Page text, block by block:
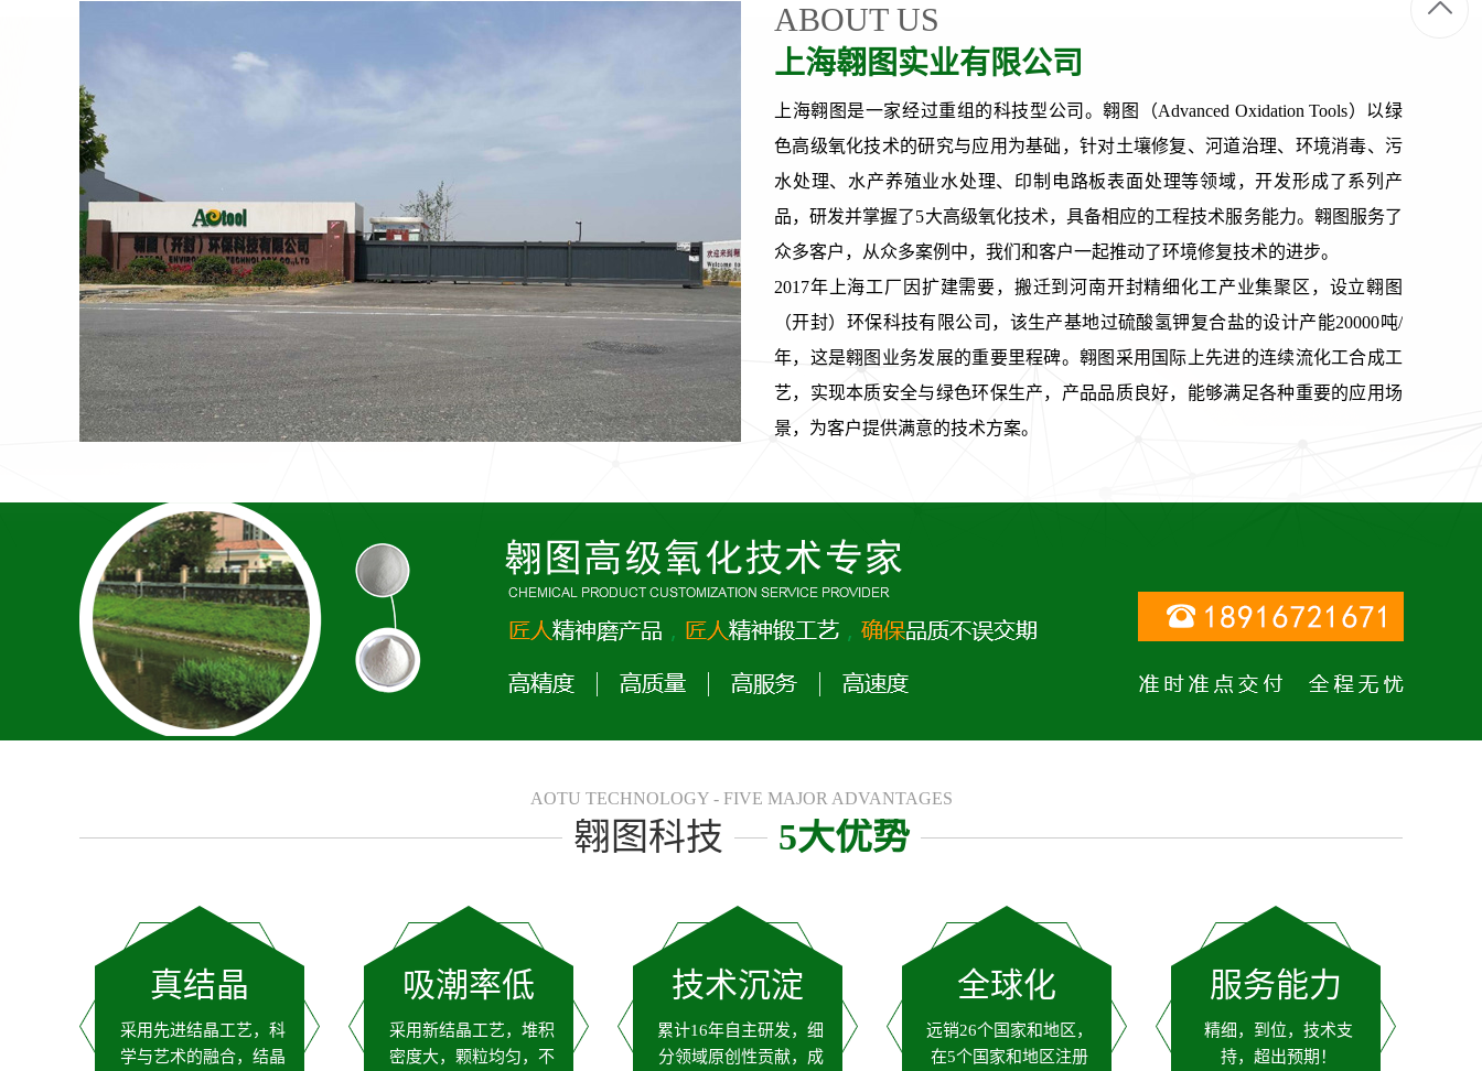
ABOUT US
上海翱图实业有限公司
上海翱图是一家经过重组的科技型公司。翱图（Advanced Oxidation Tools）以绿
色高级氧化技术的研究与应用为基础，针对土壤修复、河道治理、环境消毒、污
水处理、水产养殖业水处理、印制电路板表面处理等领域，开发形成了系列产
品，研发并掌握了5大高级氧化技术，具备相应的工程技术服务能力。翱图服务了
众多客户，从众多案例中，我们和客户一起推动了环境修复技术的进步。
2017年上海工厂因扩建需要，搬迁到河南开封精细化工产业集聚区，设立翱图
（开封）环保科技有限公司，该生产基地过硫酸氢钾复合盐的设计产能20000吨/
年，这是翱图业务发展的重要里程碑。翱图采用国际上先进的连续流化工合成工
艺，实现本质安全与绿色环保生产，产品品质良好，能够满足各种重要的应用场
景，为客户提供满意的技术方案。
AOTU TECHNOLOGY - FIVE MAJOR ADVANTAGES
翱图科技 5大优势
真结晶
采用先进结晶工艺，科
学与艺术的融合，结晶
吸潮率低
采用新结晶工艺，堆积
密度大，颗粒均匀，不
技术沉淀
累计16年自主研发，细
分领域原创性贡献，成
全球化
远销26个国家和地区，
在5个国家和地区注册
服务能力
精细，到位，技术支
持，超出预期！